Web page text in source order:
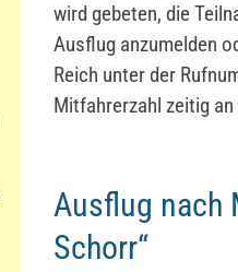
wird gebeten, die
Ausflug anzumelden
Reich unter der
Mitfahrerzahl zeitig
Ausflug nach
Schorr“